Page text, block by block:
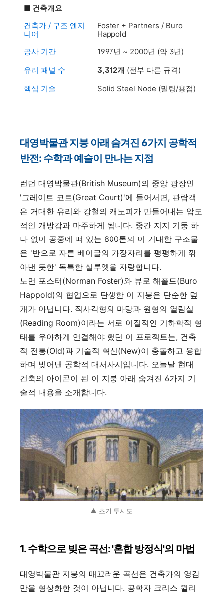
■ 건축개요
건축가 / 구조 엔지
니어
Foster + Partners / Buro
Happold
공사 기간
1997년 ~ 2000년 (약 3년)
유리 패널 수
3,312개 (전부 다른 규격)
핵심 기술
Solid Steel Node (밀링/용접)
대영박물관 지붕 아래 숨겨진 6가지 공학적
반전: 수학과 예술이 만나는 지점
런던 대영박물관(British Museum)의 중앙 광장인
'그레이트 코트(Great Court)'에 들어서면, 관람객
은 거대한 유리와 강철의 캐노피가 만들어내는 압도
적인 개방감과 마주하게 됩니다. 중간 지지 기둥 하
나 없이 공중에 떠 있는 800톤의 이 거대한 구조물
은 '반으로 자른 베이글의 가장자리를 평평하게 깎
아낸 듯한' 독특한 실루엣을 자랑합니다.
노먼 포스터(Norman Foster)와 뷰로 해폴드(Buro
Happold)의 협업으로 탄생한 이 지붕은 단순한 덮
개가 아닙니다. 직사각형의 마당과 원형의 열람실
(Reading Room)이라는 서로 이질적인 기하학적 형
태를 우아하게 연결해야 했던 이 프로젝트는, 건축
적 전통(Old)과 기술적 혁신(New)이 충돌하고 융합
하며 빚어낸 공학적 대서사시입니다. 오늘날 현대
건축의 아이콘이 된 이 지붕 아래 숨겨진 6가지 기
술적 내용을 소개합니다.
▲ 초기 투시도
1. 수학으로 빚은 곡선: '혼합 방정식'의 마법
대영박물관 지붕의 매끄러운 곡선은 건축가의 영감
만을 형상화한 것이 아닙니다. 공학자 크리스 윌리